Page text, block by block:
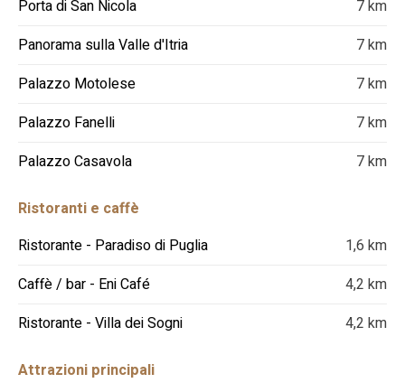
Porta di San Nicola
7 km
Panorama sulla Valle d'Itria
7 km
Palazzo Motolese
7 km
Palazzo Fanelli
7 km
Palazzo Casavola
7 km
Ristoranti e caffè
Ristorante - Paradiso di Puglia
1,6 km
Caffè / bar - Eni Café
4,2 km
Ristorante - Villa dei Sogni
4,2 km
Attrazioni principali